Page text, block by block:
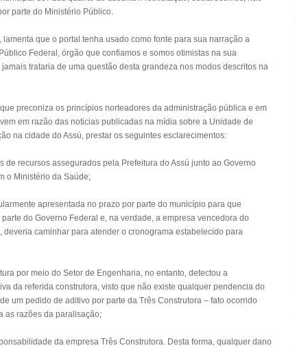
parte do Ministério Público.
lamenta que o portal tenha usado como fonte para sua narração a
Federal, órgão que confiamos e somos otimistas na sua
trataria de uma questão desta grandeza nos modos descritos na
preconiza os princípios norteadores da administração pública e em
em razão das noticias publicadas na mídia sobre a Unidade de
na cidade do Assú, prestar os seguintes esclarecimentos:
de recursos assegurados pela Prefeitura do Assú junto ao Governo
o Ministério da Saúde;
apresentada no prazo por parte do município para que
do Governo Federal e, na verdade, a empresa vencedora do
deveria caminhar para atender o cronograma estabelecido para
por meio do Setor de Engenharia, no entanto, detectou a
da referida construtora, visto que não existe qualquer pendencia do
um pedido de aditivo por parte da Três Construtora – fato ocorrido
as razões da paralisação;
da empresa Três Construtora. Desta forma, qualquer dano